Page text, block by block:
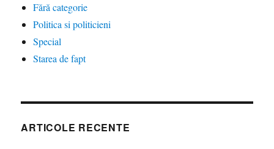
Fără categorie
Politica si politicieni
Special
Starea de fapt
ARTICOLE RECENTE